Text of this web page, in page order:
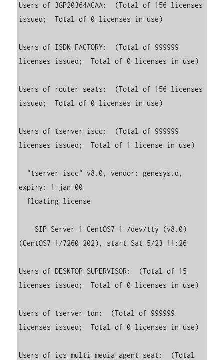
Users of 3GP20364ACAA:  (Total of 156 licenses
issued;  Total of 0 licenses in use)
Users of ISDK_FACTORY:  (Total of 999999
licenses issued;  Total of 0 licenses in use)
Users of router_seats:  (Total of 156 licenses
issued;  Total of 0 licenses in use)
Users of tserver_iscc:  (Total of 999999
licenses issued;  Total of 1 license in use)
expiry: 1-jan-00
(CentOS7-1/7260 202), start Sat 5/23 11:26
Users of DESKTOP_SUPERVISOR:  (Total of 15
licenses issued;  Total of 0 licenses in use)
Users of tserver_tdn:  (Total of 999999
licenses issued;  Total of 0 licenses in use)
Users of ics_multi_media_agent_seat:  (Total